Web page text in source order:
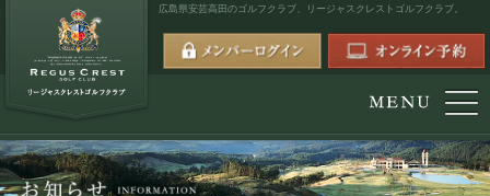
広島県安芸高田のゴルフクラブ、 リージャスクレストゴルフクラブ。